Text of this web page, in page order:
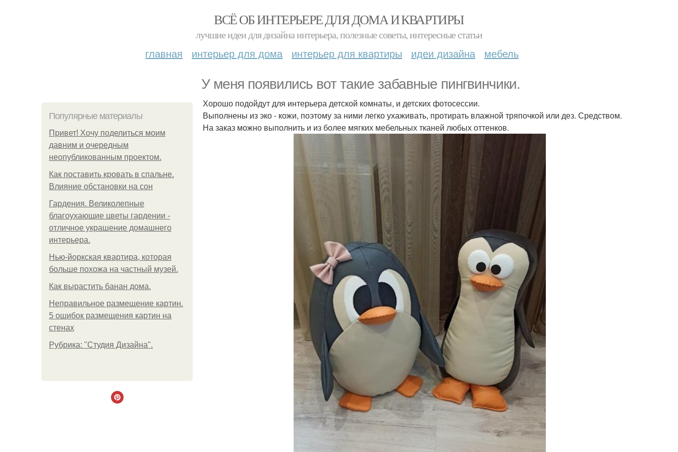
ВСЁ ОБ ИНТЕРЬЕРЕ ДЛЯ ДОМА И КВАРТИРЫ
лучшие идеи для дизайна интерьера, полезные советы, интересные статьи
главная интерьер для дома интерьер для квартиры идеи дизайна мебель
У меня появились вот такие забавные пингвинчики.
Популярные материалы
Привет! Хочу поделиться моим
давним и очередным
неопубликованным проектом.
Как поставить кровать в спальне.
Влияние обстановки на сон
Гардения. Великолепные
благоухающие цветы гардении -
отличное украшение домашнего
интерьера.
Нью-йоркская квартира, которая
больше похожа на частный музей.
Как вырастить банан дома.
Неправильное размещение картин.
5 ошибок размещения картин на
стенах
Рубрика: "Студия Дизайна".
Хорошо подойдут для интерьера детской комнаты, и детских фотосессии.
Выполнены из эко - кожи, поэтому за ними легко ухаживать, протирать влажной тряпочкой или дез. Средством.
На заказ можно выполнить и из более мягких мебельных тканей любых оттенков.